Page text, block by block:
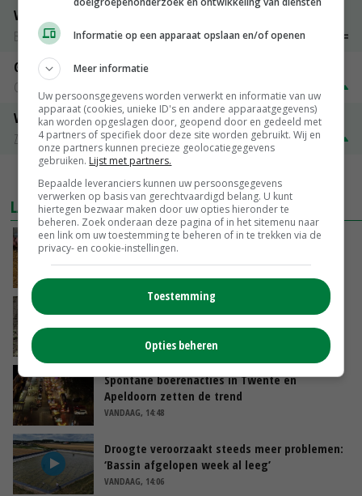
Vleeskuikens 2001-2600 gr
Barneveld
€ 1,09~ € 1,11
Gerst
Groningen
Volle melkpoeder
Zuivel NL
€ 345,00 € 20,00
MEER MARKTPRIJZEN
LAATSTE NIEUWS
Frans onderzoekcentrum bestrijkt hele
varkensvleesketen
maximaal 20 euro
VANDAAG, 14:59
Spontane boerenacties in Twente en
Apeldoorn zetten de trend
VANDAAG, 14:48
Droogte veroorzaakt steeds meer problemen:
‘Bassin afgelopen week al leeg’
VANDAAG, 14:06
Informatie op een apparaat opslaan en/of openen
Meer informatie
Uw persoonsgegevens worden verwerkt en informatie van uw
apparaat (cookies, unieke ID's en andere apparaatgegevens)
kan worden opgeslagen door, geopend door en gedeeld met
4 partners of specifiek door deze site worden gebruikt. Wij en
onze partners kunnen precieze geolocatiegegevens
gebruiken. Lijst met partners.
Bepaalde leveranciers kunnen uw persoonsgegevens
verwerken op basis van gerechtvaardigd belang. U kunt
hiertegen bezwaar maken door uw opties hieronder te
beheren. Zoek onderaan deze pagina of in het sitemenu naar
een link om uw toestemming te beheren of in te trekken via de
privacy- en cookie-instellingen.
Toestemming
Opties beheren